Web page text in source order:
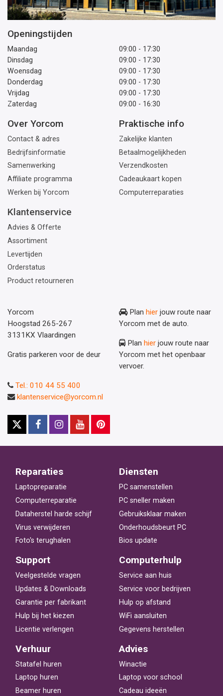
Openingstijden
Maandag
09:00 - 17:30
Dinsdag
09:00 - 17:30
Woensdag
09:00 - 17:30
Donderdag
09:00 - 17:30
Vrijdag
09:00 - 17:30
Zaterdag
09:00 - 16:30
Over Yorcom
Contact & adres
Bedrijfsinformatie
Samenwerking
Affiliate programma
Werken bij Yorcom
Praktische info
Zakelijke klanten
Betaalmogelijkheden
Verzendkosten
Cadeaukaart kopen
Computerreparaties
Klantenservice
Advies & Offerte
Assortiment
Levertijden
Orderstatus
Product retourneren
Yorcom
Hoogstad 265-267
3131KX Vlaardingen
Gratis parkeren voor de deur
Plan hier jouw route naar
Yorcom met de auto.
Plan hier jouw route naar
Yorcom met het openbaar
vervoer.
Tel.: 010 44 55 400
klantenservice@yorcom.nl
Reparaties
Laptopreparatie
Computerreparatie
Dataherstel harde schijf
Virus verwijderen
Foto's terughalen
Diensten
PC samenstellen
PC sneller maken
Gebruiksklaar maken
Onderhoudsbeurt PC
Bios update
Support
Veelgestelde vragen
Updates & Downloads
Garantie per fabrikant
Hulp bij het kiezen
Licentie verlengen
Computerhulp
Service aan huis
Service voor bedrijven
Hulp op afstand
WiFi aansluiten
Gegevens herstellen
Verhuur
Statafel huren
Laptop huren
Beamer huren
Advies
Winactie
Laptop voor school
Cadeau ideeën